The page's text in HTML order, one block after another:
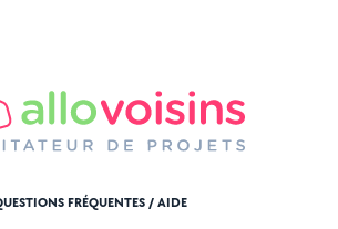
FRÉQUENTES / AIDE